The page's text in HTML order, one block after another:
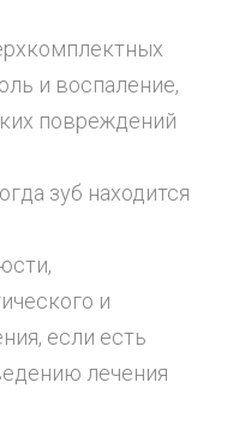
и воспаление,
повреждений
зуб находится
и
если есть
лечения